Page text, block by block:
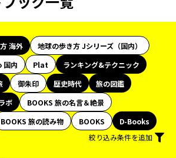
海外
地球の歩き方 Jシリーズ（国内）
国内 Plat
ランキング&テクニック
御朱印 歴史時代
旅の図鑑
ボ
BOOKS 旅の名言＆絶景
BOOKS 旅の読み物 BOOKS
D-Books
絞り込み条件を追加